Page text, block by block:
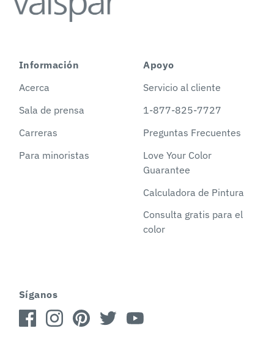
Información
Acerca
Sala de prensa
Carreras
Para minoristas
Apoyo
Servicio al cliente
1-877-825-7727
Preguntas Frecuentes
Love Your Color
Guarantee
Calculadora de Pintura
Consulta gratis para el
color
Síganos